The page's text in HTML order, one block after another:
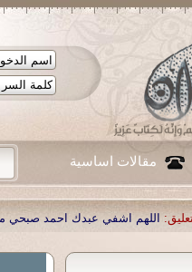
مقالات اساسية
احمد صبحي منصور|تعليق: ...
|تعليق: